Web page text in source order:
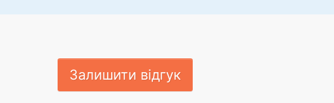
Залишити відгук